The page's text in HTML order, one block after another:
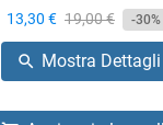
Prezzo
13,30 € Prezzo
base
19,00 € -30%
 Mostra Dettagli